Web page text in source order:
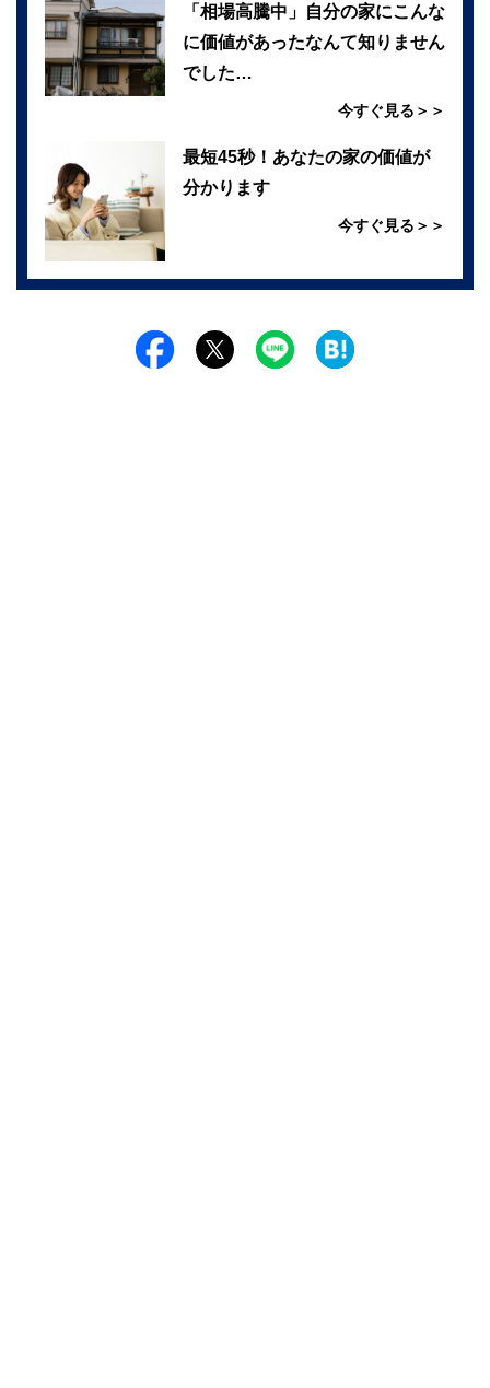
「相場高騰中」自分の家にこんな
に価値があったなんて知りません
でした…
今すぐ見る＞＞
最短45秒！あなたの家の価値が
分かります
今すぐ見る＞＞